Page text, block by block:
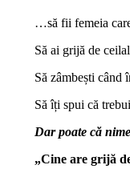
…să fii femeia
Să ai grijă de
Să zâmbești când
Să îți spui că
Dar poate că
„Cine are grijă